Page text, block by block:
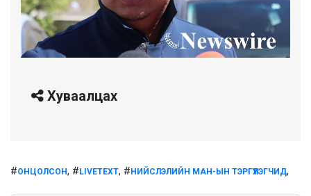
Хуваалцах
#ОНЦОЛСОН, #LIVETEXT, #НИЙСЛЭЛИЙН МАН-ЫН ТЭРГҮҮЛЭГЧИД,